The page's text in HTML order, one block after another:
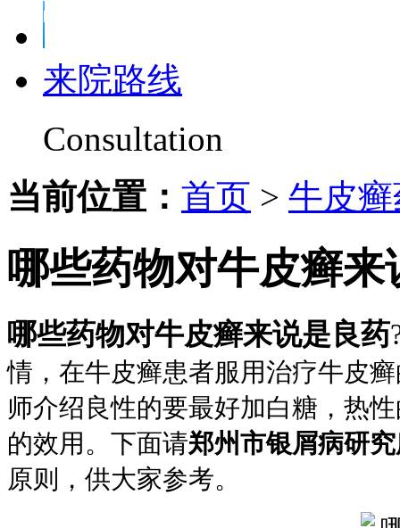
来院路线
Consultation
当前位置： 首页 > 牛皮
哪些药物对牛皮癣来
哪些药物对牛皮癣来说是良药
情，在牛皮癣患者服用治疗牛皮
师介绍良性的要最好加白糖，热
的效用。下面请郑州市银屑病研
原则，供大家参考。